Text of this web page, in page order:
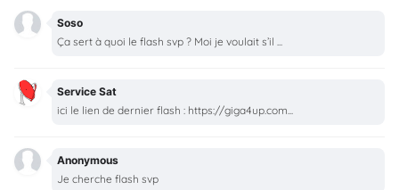
Soso
Ça sert à quoi le flash svp ? Moi je voulait s’il ...
Service Sat
ici le lien de dernier flash : https://giga4up.com...
Anonymous
Je cherche flash svp